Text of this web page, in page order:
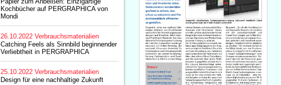
Kochbücher auf PERGRAPHICA von
Mondi
26.10.2022 Verbrauchsmaterialien
Catching Feels als Sinnbild beginnender
Verliebtheit in PERGRAPHICA
25.10.2022 Verbrauchsmaterialien
Design für eine nachhaltige Zukunft